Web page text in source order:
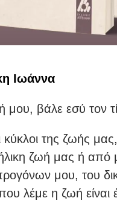
Ιωάννα
μου, βάλε εσύ τον
κύκλοι της ζωής
ζωή μας ή από
μου, του
λέμε η ζωή είναι